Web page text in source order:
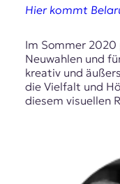
Hier kommt
Im Sommer
Neuwahlen und
kreativ und
die Vielfalt und
diesem visuellen